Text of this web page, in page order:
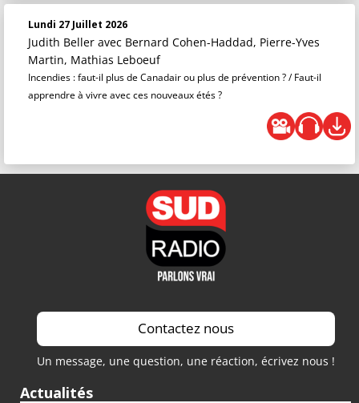
Lundi 27 Juillet 2026
Judith Beller avec Bernard Cohen-Haddad, Pierre-Yves
Martin, Mathias Leboeuf
Incendies : faut-il plus de Canadair ou plus de prévention ? / Faut-il
apprendre à vivre avec ces nouveaux étés ?
Contactez nous
Un message, une question, une réaction, écrivez nous !
Actualités